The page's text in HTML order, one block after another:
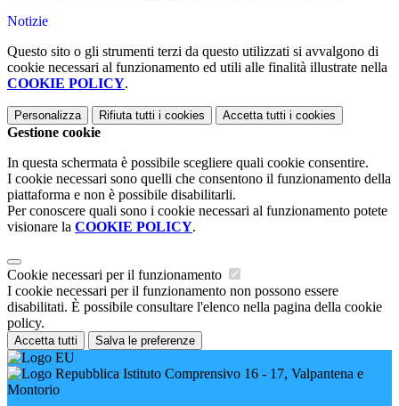
Notizie
Questo sito o gli strumenti terzi da questo utilizzati si avvalgono di
cookie necessari al funzionamento ed utili alle finalità illustrate nella
COOKIE POLICY.
Personalizza Rifiuta tutti i cookies Accetta tutti i cookies
Gestione cookie
In questa schermata è possibile scegliere quali cookie consentire.
I cookie necessari sono quelli che consentono il funzionamento della
piattaforma e non è possibile disabilitarli.
Per conoscere quali sono i cookie necessari al funzionamento potete
visionare la COOKIE POLICY.
Cookie necessari per il funzionamento
I cookie necessari per il funzionamento non possono essere
disabilitati. È possibile consultare l'elenco nella pagina della cookie
policy.
Accetta tutti Salva le preferenze
Istituto Comprensivo 16 - 17, Valpantena e
Montorio